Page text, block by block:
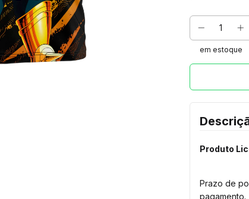
em estoque
Produto
Prazo de
pagamento.